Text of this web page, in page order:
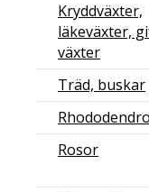
Kryddväxter,
läkeväxter,
växter
Träd, buskar
Rosor